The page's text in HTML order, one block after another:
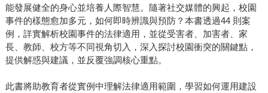
能發展健全的身心並培養人際智慧。隨著社交媒體的興起，校園
事件的樣態愈加多元，如何即時辨識與預防？本書透過44 則案
例，詳實解析校園事件的法律適用，並從受害者、加害者、家
長、教師、校方等不同視角切入，深入探討校園衝突的關鍵點，
提供解惑與建議，並反覆強調核心重點。
此書將助教育者從實例中理解法律適用範圍，學習如何運用建設